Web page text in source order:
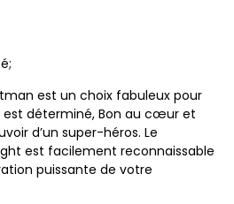
est un choix fabuleux pour
est déterminé, Bon au cœur et
d’un super-héros. Le
est facilement reconnaissable
puissante de votre